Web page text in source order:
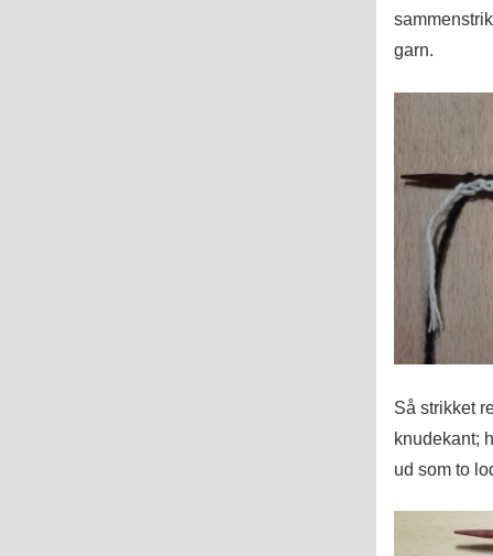
garn.
Så strikket
knudekant;
ud som to